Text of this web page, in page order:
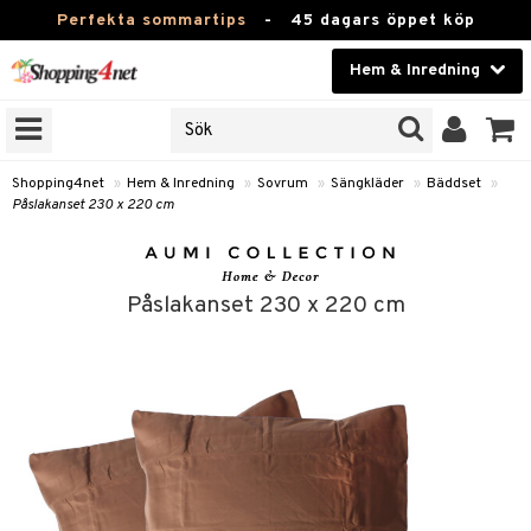
Perfekta sommartips - 45 dagars öppet köp
Hem & Inredning
Skönhet
Kontaktlinser
Leksaker, Barn & Baby
Varumärken
Kampanjer
Shopping4net » Hem & Inredning » Sovrum » Sängkläder » Bäddset »
Påslakanset 230 x 220 cm
Påslakanset 230 x 220 cm
& Ljusstakar